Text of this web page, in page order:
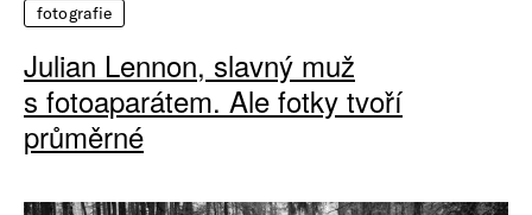
fotografie
Julian Lennon, slavný muž
s fotoaparátem. Ale fotky tvoří
průměrné